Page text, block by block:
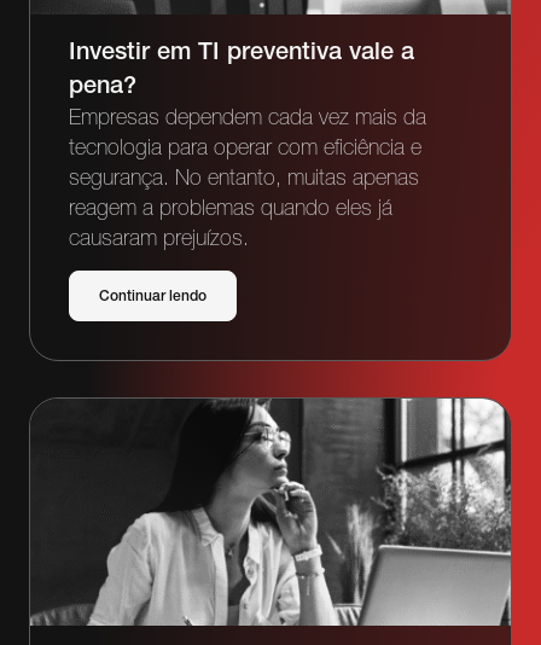
Investir em TI preventiva vale a
pena?
Empresas dependem cada vez mais da
tecnologia para operar com eficiência e
segurança. No entanto, muitas apenas
reagem a problemas quando eles já
causaram prejuízos.
Continuar lendo